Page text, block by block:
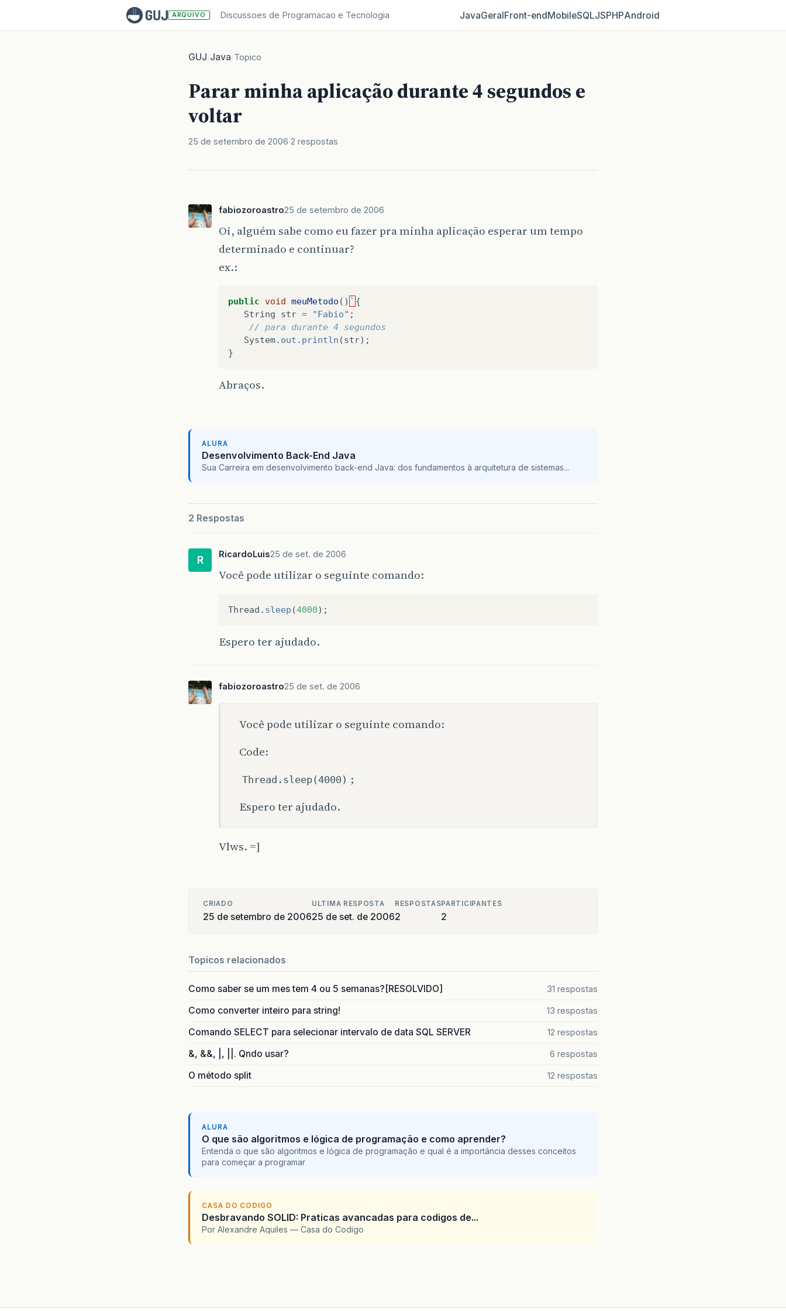
ARQUIVO Discussoes de Programacao e Tecnologia JavaGeralFront‑endMobileSQLJSPHPAndroid
GUJ/Java/Topico
Parar minha aplicação durante 4 segundos e
voltar
25 de setembro de 2006 2 respostas
fabiozoroastro25 de setembro de 2006
Oi, alguém sabe como eu fazer pra minha aplicação esperar um tempo
determinado e continuar?
ex.:
public void meuMetodo () ` {
String
str = "Fabio" ;
// para durante 4 segundos
System. out . println (str);
}
Abraços.
ALURA
Desenvolvimento Back-End Java
Sua Carreira em desenvolvimento back-end Java: dos fundamentos à arquitetura de sistemas...
2 Respostas
R RicardoLuis25 de set. de 2006
Você pode utilizar o seguinte comando:
Thread . sleep (4000);
Espero ter ajudado.
fabiozoroastro25 de set. de 2006
Você pode utilizar o seguinte comando:
Code:
Thread.sleep(4000) ;
Espero ter ajudado.
Vlws. =]
CRIADO
25 de setembro de 2006
ULTIMA RESPOSTA
25 de set. de 2006
RESPOSTAS
2
PARTICIPANTES
2
Topicos relacionados
Como saber se um mes tem 4 ou 5 semanas?[RESOLVIDO] 31 respostas
Como converter inteiro para string! 13 respostas
Comando SELECT para selecionar intervalo de data SQL SERVER 12 respostas
&, &&, |, ||. Qndo usar? 6 respostas
O método split 12 respostas
ALURA
O que são algoritmos e lógica de programação e como aprender?
Entenda o que são algoritmos e lógica de programação e qual é a importância desses conceitos
para começar a programar
CASA DO CODIGO
Desbravando SOLID: Praticas avancadas para codigos de...
Por Alexandre Aquiles — Casa do Codigo